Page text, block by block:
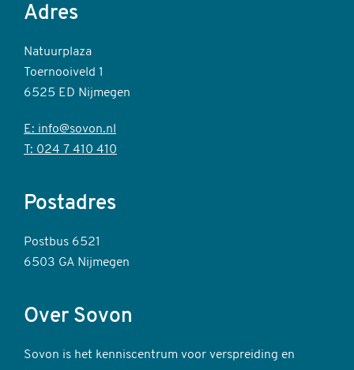
Adres
Natuurplaza
Toernooiveld 1
6525 ED Nijmegen
E: info@sovon.nl
T: 024 7 410 410
Postadres
Postbus 6521
6503 GA Nijmegen
Over Sovon
Sovon is het kenniscentrum voor verspreiding en